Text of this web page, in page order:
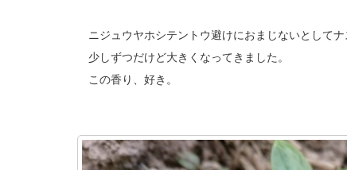
ニジュウヤホシテントウ避けにおまじないとしてナ
少しずつだけど大きくなってきました。
この香り、好き。